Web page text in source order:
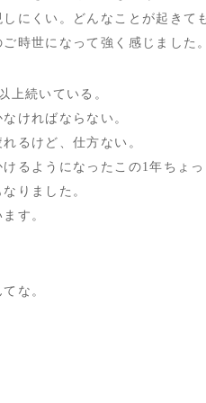
にくい。どんなことが起きて
時世になって強く感じました。
上続いている。
ければならない。
るけど、仕方ない。
るようになったこの1年ちょっ
りました。
す。
な。